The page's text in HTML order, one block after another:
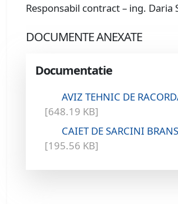
Responsabil contract – ing. Daria
DOCUMENTE ANEXATE
Documentatie
AVIZ TEHNIC DE
[648.19 KB]
CAIET DE SARCINI
[195.56 KB]